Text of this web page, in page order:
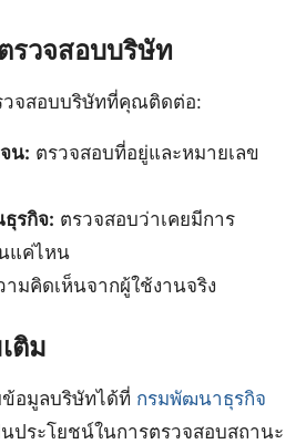
รวจสอบบริษัท
วจสอบบริษัทที่คุณติดต่อ:
น: ตรวจสอบที่อยู่และหมายเลข
รกิจ: ตรวจสอบว่าเคยมีการ
แค่ไหน
มคิดเห็นจากผู้ใช้งานจริง
ติม
อมูลบริษัทได้ที่ กรมพัฒนาธุรกิจ
ประโยชน์ในการตรวจสอบสถานะ